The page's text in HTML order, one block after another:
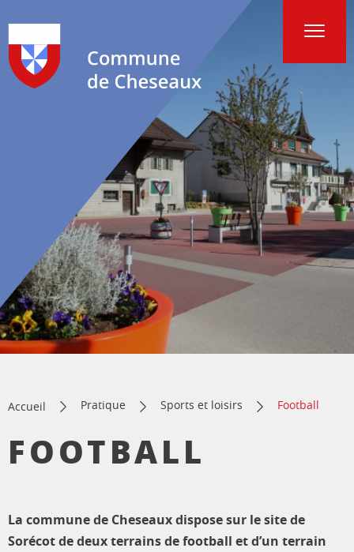
Accueil Pratique Sports et loisirs Football
FOOTBALL
La commune de Cheseaux dispose sur le site de
Sorécot de deux terrains de football et d’un terrain